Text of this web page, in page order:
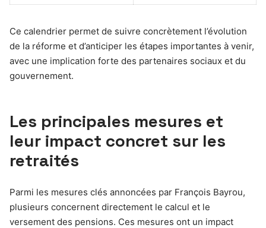
Ce calendrier permet de suivre concrètement l’évolution
de la réforme et d’anticiper les étapes importantes à venir,
avec une implication forte des partenaires sociaux et du
gouvernement.
Les principales mesures et
leur impact concret sur les
retraités
Parmi les mesures clés annoncées par François Bayrou,
plusieurs concernent directement le calcul et le
versement des pensions. Ces mesures ont un impact